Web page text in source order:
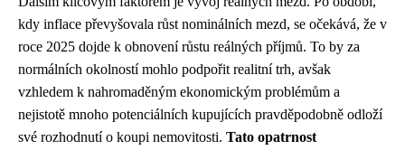
kdy inflace převyšovala růst nominálních mezd, se očekává, že v
roce 2025 dojde k obnovení růstu reálných příjmů. To by za
normálních okolností mohlo podpořit realitní trh, avšak
vzhledem k nahromaděným ekonomickým problémům a
nejistotě mnoho potenciálních kupujících pravděpodobně odloží
své rozhodnutí o koupi nemovitosti. Tato opatrnost